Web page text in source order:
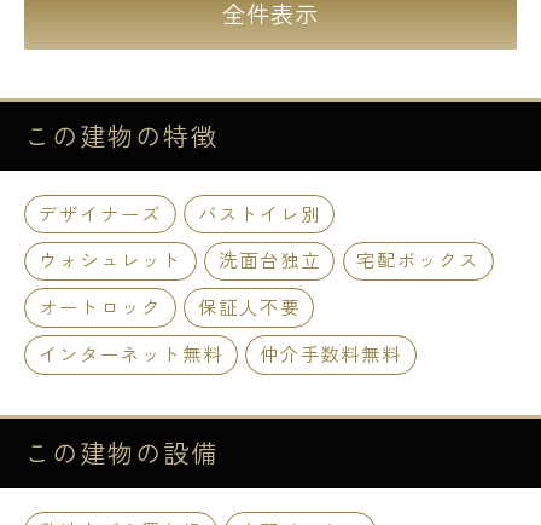
全件表示
この建物の特徴
デザイナーズ
バストイレ別
ウォシュレット
洗面台独立
宅配ボックス
オートロック
保証人不要
インターネット無料
仲介手数料無料
この建物の設備